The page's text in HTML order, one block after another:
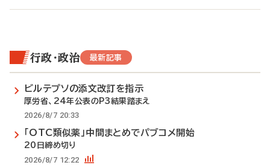
行政・政治 最新記事
ビルテプソの添文改訂を指示
厚労省、24年公表のP3結果踏まえ
2026/8/7 20:33
「OTC類似薬」中間まとめでパブコメ開始
20日締め切り
2026/8/7 12:22